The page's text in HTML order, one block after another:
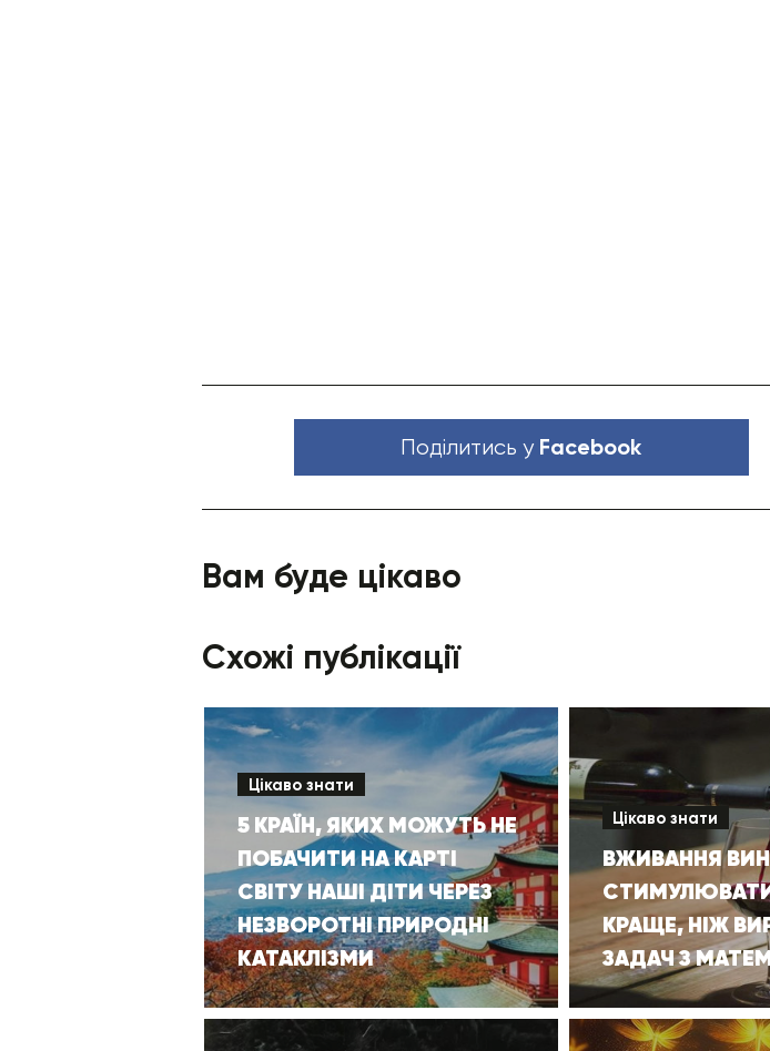
Поділитись у Facebook
Вам буде цікаво
Схожі публікації
Цікаво знати
5 КРАЇН, ЯКИХ МОЖУТЬ НЕ
ПОБАЧИТИ НА КАРТІ
СВІТУ НАШІ ДІТИ ЧЕРЕЗ
НЕЗВОРОТНІ ПРИРОДНІ
КАТАКЛІЗМИ
Цікаво знати
ВЖИВАННЯ
КРАЩЕ, НІЖ
ЗАДАЧ З